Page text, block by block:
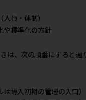
員・体制）
や標準化の方針
は、次の順番にすると通
導入初期の管理の入口）